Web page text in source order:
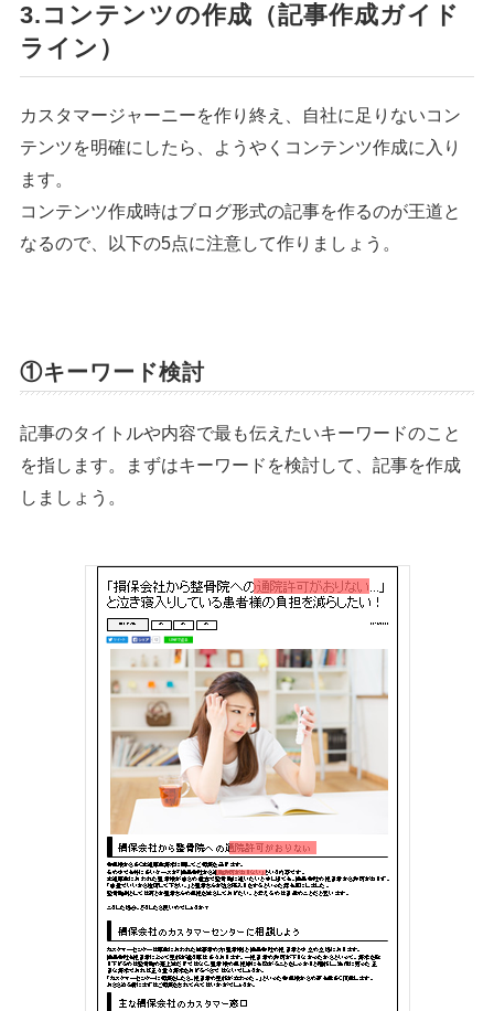
3.コンテンツの作成（記事作成ガイド
ライン）
カスタマージャーニーを作り終え、自社に足りないコン
テンツを明確にしたら、ようやくコンテンツ作成に入り
ます。
コンテンツ作成時はブログ形式の記事を作るのが王道と
なるので、以下の5点に注意して作りましょう。
①キーワード検討
記事のタイトルや内容で最も伝えたいキーワードのこと
を指します。まずはキーワードを検討して、記事を作成
しましょう。